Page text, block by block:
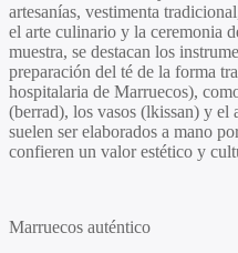
artesanías, vestimenta
el arte culinario y la ceremonia
muestra, se destacan los
preparación del té de la forma
hospitalaria de Marruecos),
(berrad), los vasos (lkissan) y el
suelen ser elaborados a mano
confieren un valor estético y
Marruecos auténtico